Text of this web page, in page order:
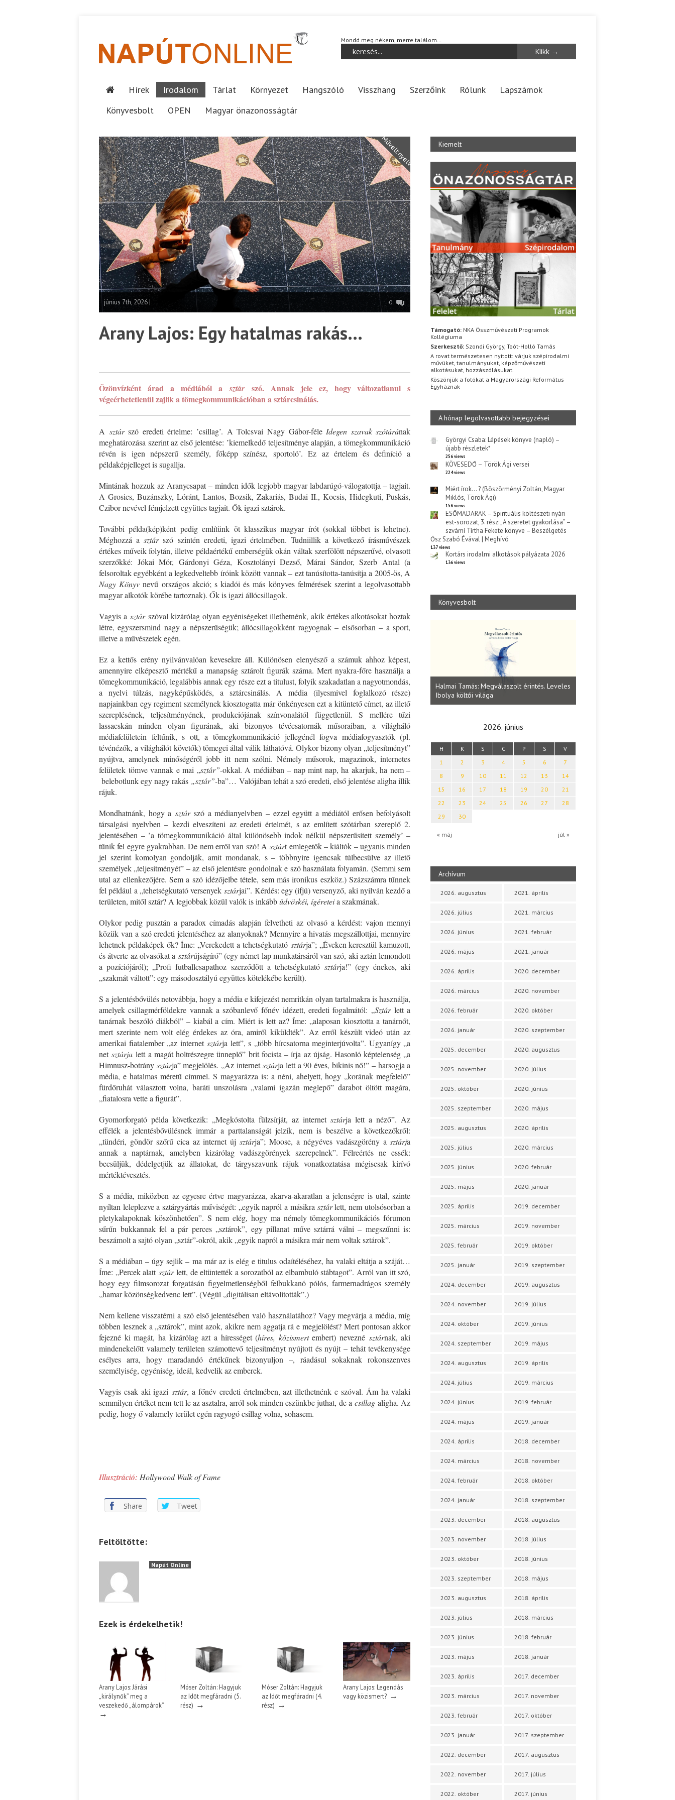
Mondd meg nékem, merre találom…
Hírek Irodalom Tárlat Környezet Hangszóló Visszhang Szerzőink Rólunk
Lapszámok
Könyvesbolt
OPEN Magyar önazonosságtár
Művelt nyelv
június 7th, 2026 | 0
Arany Lajos: Egy hatalmas rakás…
Özönvízként árad a médiából asztár szó. Annak jele ez, hogy változatlanul s
végeérhetetlenül zajlik a tömegkommunikációban a sztárcsinálás.
A sztárszó eredeti értelme: ’csillag’. A Tolcsvai Nagy Gábor-féle Idegen szavak szótárának
meghatározása szerint az első jelentése: ’kiemelkedő teljesítménye alapján, a tömegkommunikáció
révén is igen népszerű személy, főképp színész, sportoló’. Ez az értelem és definíció a
példaképjelleget is sugallja.
Mintának hozzuk az Aranycsapat – minden idők legjobb magyar labdarúgó-válogatottja – tagjait.
A Grosics, Buzánszky, Lóránt, Lantos, Bozsik, Zakariás, Budai II., Kocsis, Hidegkuti, Puskás,
Czibor nevével fémjelzett együttes tagjait. Ők igazi sztárok.
További példa(kép)ként pedig említünk öt klasszikus magyar írót (sokkal többet is lehetne).
Méghozzá asztárszó szintén eredeti, igazi értelmében. Tudniillik a következő írásművészek
értékes műveik folytán, illetve példaértékű emberségük okán váltak szerfölött népszerűvé, olvasott
szerzőkké: Jókai Mór, Gárdonyi Géza, Kosztolányi Dezső, Márai Sándor, Szerb Antal (a
felsoroltak egyébként a legkedveltebb íróink között vannak – ezt tanúsította-tanúsítja a 2005-ös, A
Nagy Könyv nevű országos akció; s kiadói és más könyves felmérések szerint a legolvasottabb
magyar alkotók körébe tartoznak). Ők is igazi állócsillagok.
Vagyis a sztárszóval kizárólag olyan egyéniségeket illethetnénk, akik értékes alkotásokat hoztak
létre, egyszersmind nagy a népszerűségük; állócsillagokként ragyognak – elsősorban – a sport,
illetve a művészetek egén.
Ez a kettős erény nyilvánvalóan kevesekre áll. Különösen elenyésző a számuk ahhoz képest,
amennyire elképesztő mértékű a manapság sztárolt figurák száma. Mert nyakra-főre használja a
tömegkommunikáció, legalábbis annak egy része ezt a titulust, folyik szakadatlan a nagyotmondás,
a nyelvi túlzás, nagyképűsködés, a sztárcsinálás. A média (ilyesmivel foglalkozó része)
napjainkban egy regiment személynek kiosztogatta már önkényesen ezt a kitüntető címet, az illető
szereplésének, teljesítményének, produkciójának színvonalától függetlenül. S mellére tűzi
lassacskán minden olyan figurának, aki bizonyos tévécsatornák műsoraiban, a világháló
médiafelületein feltűnik, s ott, a tömegkommunikáció jellegénél fogva médiafogyasztók (pl.
tévénézők, a világhálót követők) tömegei által válik láthatóvá. Olykor bizony olyan „teljesítményt”
nyújtva, amelynek minőségéről jobb itt nem szólni. Némely műsorok, magazinok, internetes
felületek tömve vannak e mai „sztár”-okkal. A médiában – nap mint nap, ha akarjuk, ha nem –
belebotlunk egy nagy rakás „sztár”-ba”… Valójában tehát a szó eredeti, első jelentése aligha illik
rájuk.
Mondhatnánk, hogy a sztárszó a médianyelvben – ezzel együtt a médiától erősen befolyásolt
társalgási nyelvben – kezdi elveszíteni az eredeti értelmét, s az említett szótárban szereplő 2.
jelentésében – ’a tömegkommunikáció által különösebb indok nélkül népszerűsített személy’ –
tűnik fel egyre gyakrabban. De nem erről van szó! Asztárt emlegetők – kiáltók – ugyanis minden
jel szerint komolyan gondolják, amit mondanak, s – többnyire igencsak túlbecsülve az illető
személyek „teljesítményét” – az első jelentésre gondolnak e szó használata folyamán. (Semmi sem
utal az ellenkezőjére. Sem a szó idézőjelbe tétele, sem más ironikus eszköz.) Százszámra tűnnek
fel például a „tehetségkutató versenyeksztárjai”. Kérdés: egy (ifjú) versenyző, aki nyilván kezdő a
területen, mitől sztár? A legjobbak közül valók is inkábbüdvöskéi, ígéreteia szakmának.
Olykor pedig pusztán a paradox címadás alapján felvetheti az olvasó a kérdést: vajon mennyi
közük van a szó eredeti jelentéséhez az alanyoknak? Mennyire a hivatás megszállottjai, mennyire
lehetnek példaképek ők? Íme: „Verekedett a tehetségkutató sztárja”; „Éveken keresztül kamuzott,
és átverte az olvasókat a sztárújságíró” (egy német lap munkatársáról van szó, aki aztán lemondott
a pozíciójáról); „Profi futballcsapathoz szerződött a tehetségkutató sztárja!” (egy énekes, aki
„szakmát váltott”: egy másodosztályú együttes kötelékébe került).
S a jelentésbővülés netovábbja, hogy a média e kifejezést nemritkán olyan tartalmakra is használja,
amelyek csillagmérföldekre vannak a szóbanlevő főnév idézett, eredeti fogalmától: „Sztárlett a
tanárnak beszóló diákból” – kiabál a cím. Miért is lett az? Íme: „alaposan kiosztotta a tanárnőt,
mert szerinte nem volt elég érdekes az óra, amiről kiküldték”. Az erről készült videó után az
amerikai fiatalember „az internetsztárja lett”, s „több hírcsatorna meginterjúvolta”. Ugyanígy „a
netsztárjalett a magát holtrészegre ünneplő” brit focista – írja az újság. Hasonló képtelenség „a
Himnusz-botrány sztárja” megjelölés. „Az internetsztárja lett a 90 éves, bikinis nő!” – harsogja a
média, e hatalmas méretű címmel. S magyarázza is: a néni, ahelyett, hogy „korának megfelelő”
fürdőruhát választott volna, baráti unszolásra „valami igazán meglepő” darabot öltött magára,
„fiatalosra vette a figurát”.
Gyomorforgató példa következik: „Megkóstolta fülzsírját, az internetsztárja lett a néző”. Az
effélék a jelentésbővülésnek immár a parttalanságát jelzik, nem is beszélve a következőkről:
„tündéri, göndör szőrű cica az internet újsztárja”; Moose, a négyéves vadászgörény asztárja
annak a naptárnak, amelyben kizárólag vadászgörények szerepelnek”. Félreértés ne essék:
becsüljük, dédelgetjük az állatokat, de tárgyszavunk rájuk vonatkoztatása mégiscsak kirívó
mértéktévesztés.
S a média, miközben az egyesre értve magyarázza, akarva-akaratlan a jelenségre is utal, szinte
nyíltan leleplezve a sztárgyártás műviségét: „egyik napról a másikra sztárlett, nem utolsósorban a
pletykalapoknak köszönhetően”. S nem elég, hogy ma némely tömegkommunikációs fórumon
sűrűn bukkannak fel a pár perces „sztárok”, egy pillanat műve sztárrá válni– megszűnni is:
beszámolt a sajtó olyan „sztár”-okról, akik „egyik napról a másikra már nem voltak sztárok”.
S a médiában – úgy sejlik – ma már az is elég e titulus odaítéléséhez, ha valaki eltátja a száját…
Íme: „Percek alatt sztárlett, de eltüntették a sorozatból az elbambuló stábtagot”. Arról van itt szó,
hogy egy filmsorozat forgatásán figyelmetlenségből felbukkanó pólós, farmernadrágos személy
„hamar közönségkedvenc lett”. (Végül „digitálisan eltávolították”.)
Nem kellene visszatérni a szó első jelentésében való használatához? Vagy megvárja a média, míg
többen lesznek a „sztárok”, mint azok, akikre nem aggatja rá e megjelölést? Mert pontosan akkor
fejezné ki magát, ha kizárólag azt a hírességet (híres, közismertembert) nevezné sztárnak, aki
mindenekelőtt valamely területen számottevő teljesítményt nyújtott és nyújt – tehát tevékenysége
esélyes arra, hogy maradandó értékűnek bizonyuljon –, ráadásul sokaknak rokonszenves
személyiség, egyéniség, ideál, kedvelik az emberek.
Vagyis csak aki igazisztár, a főnév eredeti értelmében, azt illethetnénk e szóval. Ám ha valaki
semmilyen értéket nem tett le az asztalra, arról sok minden eszünkbe juthat, de a csillag aligha. Az
pedig, hogy ő valamely terület egén ragyogó csillag volna, sohasem.
Illusztráció: Hollywood Walk of Fame
Share Tweet
Feltöltötte:
Napút Online
Ezek is érdekelhetik!
Arany Lajos: Járási
„királynők” meg a
veszekedő „álompárok”
→
Móser Zoltán: Hagyjuk
az Időt megfáradni (5.
rész) →
Móser Zoltán: Hagyjuk
az Időt megfáradni (4.
rész) →
Arany Lajos: Legendás
vagy közismert? →
Kiemelt
Támogató: NKA Összművészeti Programok
Kollégiuma
Szerkesztő: Szondi György, Toót-Holló Tamás
A rovat természetesen nyitott: várjuk szépirodalmi
művüket, tanulmányukat, képzőművészeti
alkotásukat, hozzászólásukat.
Köszönjük a fotókat a Magyarországi Református
Egyháznak
A hónap legolvasottabb bejegyzései
Györgyi Csaba: Lépések könyve (napló) –
újabb részletek*
256 views
KÖVESEDŐ – Török Ági versei
224 views
Miért írok… ? (Böszörményi Zoltán, Magyar
Miklós, Török Ági)
156 views
ESŐMADARAK – Spirituális költészeti nyári
est-sorozat, 3. rész: „A szeretet gyakorlása” –
szvámí Tírtha Fekete könyve – Beszélgetés
Ősz Szabó Évával | Meghívó
137 views
Kortárs irodalmi alkotások pályázata 2026
136 views
Könyvesbolt
Marietta: Szavak a fényből Káplán Géza: Erotikai kalauz
Parvathy Baul: A NAGY LELKEK DALAI.
Bevezetés a bául ösvénybe (Fordította:
Rideg Zsófia)
Halmai Tamás: Megválaszolt érintés. Leveles
Ibolya költői világa
2026. június
H K S C P S V
« máj júl »
1 2 3 4 5 6
7
8
9 10 11 12 13
14
15
16 17 18 19 20
21
22
23 24 25 26 27
28
29
30
Archívum
2026. augusztus
2026. július
2026. június
2026. május
2026. április
2026. március
2026. február
2026. január
2025. december
2025. november
2025. október
2025. szeptember
2025. augusztus
2025. július
2025. június
2025. május
2025. április
2025. március
2025. február
2025. január
2024. december
2024. november
2024. október
2024. szeptember
2024. augusztus
2024. július
2024. június
2024. május
2024. április
2024. március
2024. február
2024. január
2023. december
2023. november
2023. október
2023. szeptember
2023. augusztus
2023. július
2023. június
2023. május
2023. április
2023. március
2023. február
2023. január
2022. december
2022. november
2022. október
2021. április
2021. március
2021. február
2021. január
2020. december
2020. november
2020. október
2020. szeptember
2020. augusztus
2020. július
2020. június
2020. május
2020. április
2020. március
2020. február
2020. január
2019. december
2019. november
2019. október
2019. szeptember
2019. augusztus
2019. július
2019. június
2019. május
2019. április
2019. március
2019. február
2019. január
2018. december
2018. november
2018. október
2018. szeptember
2018. augusztus
2018. július
2018. június
2018. május
2018. április
2018. március
2018. február
2018. január
2017. december
2017. november
2017. október
2017. szeptember
2017. augusztus
2017. július
2017. június